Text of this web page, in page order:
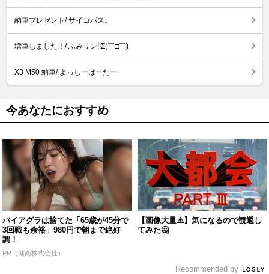
納車プレゼント/ サイコパス。
増車しました！/ ふみリン!!Σ(￣□￣)
X3 M50 納車/ よっしーはーだー
今あなたにおすすめ
バイアグラは捨てた「65歳が45分で
3回戦も余裕」980円で朝まで絶好
調！
PR（健商株式会社）
【画像大量⚠️】気になるので観返し
てみた🤔
Recommended by